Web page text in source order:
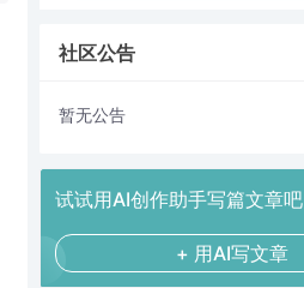
社区公告
暂无公告
试试用AI创作助手写篇文章吧
+ 用AI写文章